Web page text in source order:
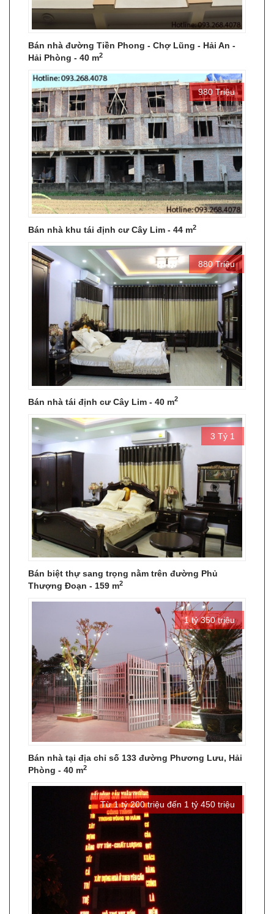
Bán nhà đường Tiền Phong - Chợ Lũng - Hải An -
Hải Phòng - 40 m2
980 Triệu
Bán nhà khu tái định cư Cây Lim - 44 m2
880 Triệu
Bán nhà tái định cư Cây Lim - 40 m2
3 Tỷ 1
Bán biệt thự sang trọng nằm trên đường Phủ
Thượng Đoạn - 159 m2
1 tỷ 350 triệu
Bán nhà tại địa chỉ số 133 đường Phương Lưu, Hải
Phòng - 40 m2
Từ 1 tỷ 200 triệu đến 1 tỷ 450 triệu